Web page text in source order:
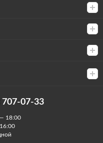
707-07-33
18:00